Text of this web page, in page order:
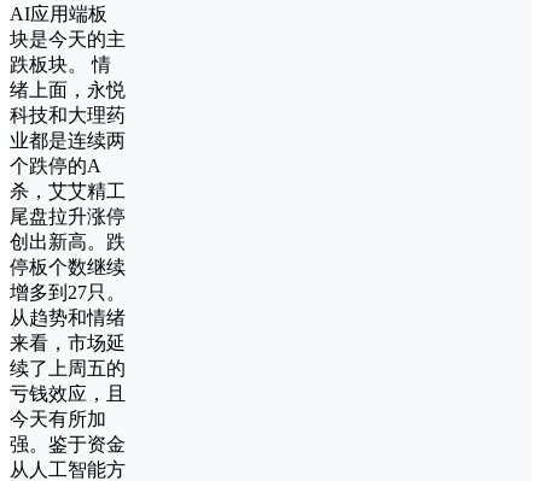
AI应用端板
块是今天的主
跌板块。 情
绪上面，永悦
科技和大理药
业都是连续两
个跌停的A
杀，艾艾精工
尾盘拉升涨停
创出新高。跌
停板个数继续
增多到27只。
从趋势和情绪
来看，市场延
续了上周五的
亏钱效应，且
今天有所加
强。鉴于资金
从人工智能方